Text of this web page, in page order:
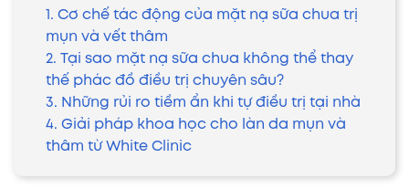
1. Cơ chế tác động của mặt nạ sữa chua trị
mụn và vết thâm
2. Tại sao mặt nạ sữa chua không thể thay
thế phác đồ điều trị chuyên sâu?
3. Những rủi ro tiềm ẩn khi tự điều trị tại nhà
4. Giải pháp khoa học cho làn da mụn và
thâm từ White Clinic